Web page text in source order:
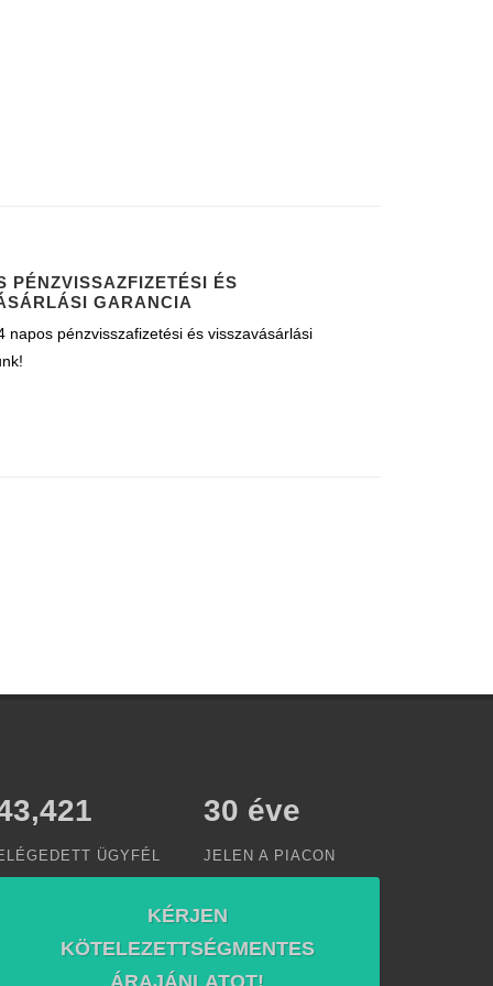
PÉNZVISSAZFIZETÉSI ÉS
GARANCIA
napos pénzvisszafizetési és visszavásárlási
ÜGYFÉL
30 éve
JELEN A PIACON
KÉRJEN
KÖTELEZETTSÉGMENTES
ÁRAJÁNLATOT!